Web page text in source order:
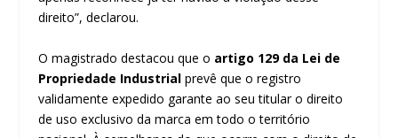
direito”, declarou.
O magistrado destacou que o artigo 129 da Lei de
Propriedade Industrialprevê que o registro
validamente expedido garante ao seu titular o direito
de uso exclusivo da marca em todo o território